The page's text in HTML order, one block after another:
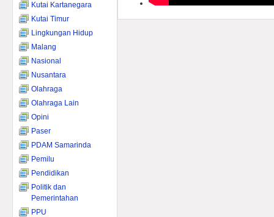
Kutai Kartanegara
Kutai Timur
Lingkungan Hidup
Malang
Nasional
Nusantara
Olahraga
Olahraga Lain
Opini
Paser
PDAM Samarinda
Pemilu
Pendidikan
Politik dan
Pemerintahan
PPU